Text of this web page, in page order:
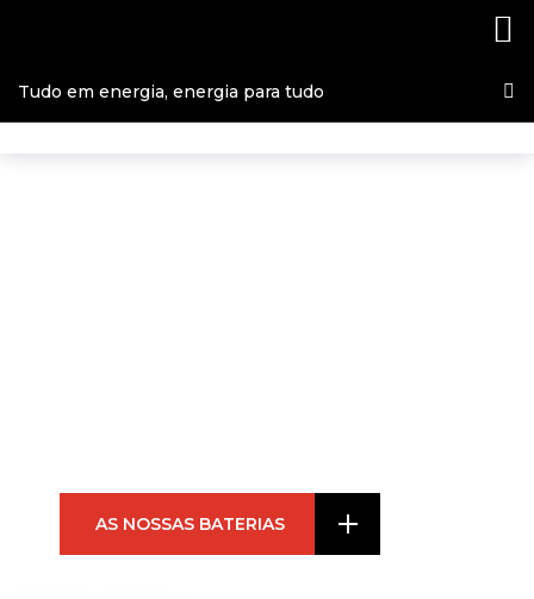
Tudo em energia, energia para tudo
AS NOSSAS BATERIAS